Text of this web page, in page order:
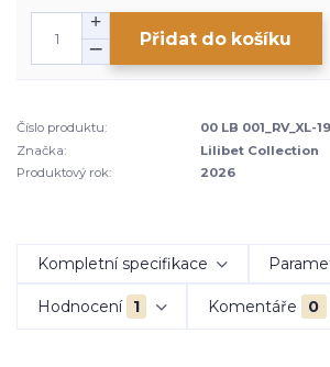
Přidat do košíku
Číslo produktu:
00 LB 001_RV_XL-19
Značka:
Lilibet Collection
Produktový rok:
2026
Kompletní specifikace
Hodnocení 1 Komentáře 0